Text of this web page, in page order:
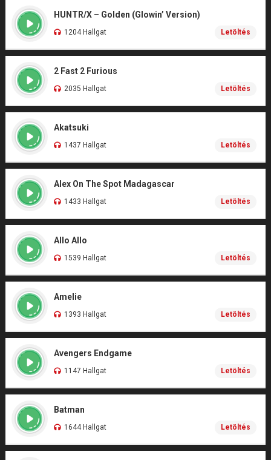
HUNTR/X – Golden (Glowin’ Version)
1204 Hallgat Letöltés
2 Fast 2 Furious
2035 Hallgat Letöltés
Akatsuki
1437 Hallgat Letöltés
Alex On The Spot Madagascar
1433 Hallgat Letöltés
Allo Allo
1539 Hallgat Letöltés
Amelie
1393 Hallgat Letöltés
Avengers Endgame
1147 Hallgat Letöltés
Batman
1644 Hallgat Letöltés